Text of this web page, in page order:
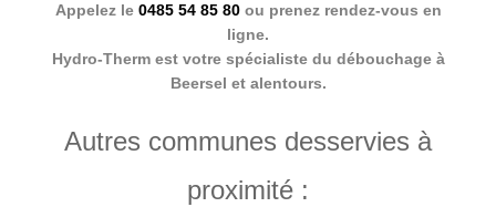
Appelez le 0485 54 85 80ou prenez rendez-vous en
ligne.
Hydro-Therm est votre spécialiste du débouchage à
Beersel et alentours.
Autres communes desservies à
proximité :